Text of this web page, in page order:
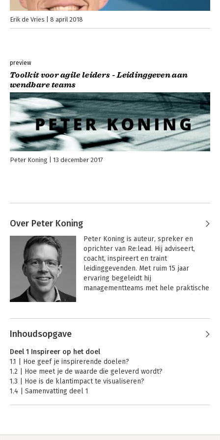
Erik de Vries 8 april 2018
preview
Toolkit voor agile leiders - Leidinggeven aan
wendbare teams
Peter Koning 13 december 2017
Over Peter Koning
Peter Koning is auteur, spreker en
oprichter van Re:lead. Hij adviseert,
coacht, inspireert en traint
leidinggevenden. Met ruim 15 jaar
ervaring begeleidt hij
managementteams met hele praktische
ontwikkeld die door steeds meer
Andere boeken door Peter Koning
Inhoudsopgave
Deel 1 Inspireer op het doel
1.1 | Hoe geef je inspirerende doelen?
1.2 | Hoe meet je de waarde die geleverd wordt?
1.3 | Hoe is de klantimpact te visualiseren?
1.4 | Samenvatting deel 1